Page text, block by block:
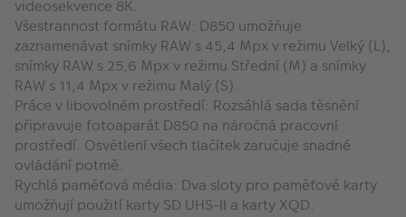
videosekvence 8K.
Všestrannost formátu RAW: D850 umožňuje
zaznamenávat snímky RAW s 45,4 Mpx v režimu Velký (L),
snímky RAW s 25,6 Mpx v režimu Střední (M) a snímky
RAW s 11,4 Mpx v režimu Malý (S).
Práce v libovolném prostředí: Rozsáhlá sada těsnění
připravuje fotoaparát D850 na náročná pracovní
prostředí. Osvětlení všech tlačítek zaručuje snadné
ovládání potmě.
Rychlá paměťová média: Dva sloty pro paměťové karty
umožňují použití karty SD UHS-II a karty XQD.